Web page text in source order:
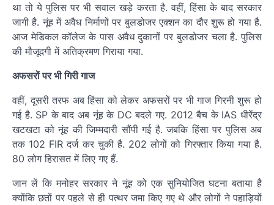
था तो ये पुलिस पर भी सवाल खड़े करता है. वहीं, हिंसा के बाद सरकार
जागी है. नूंह में अवैध निर्माणों पर बुलडोजर एक्शन का दौर शुरू हो गया है.
आज मेडिकल कॉलेज के पास अवैध दुकानों पर बुलडोजर चला है. पुलिस
की मौजूदगी में अतिक्रमण गिराया गया.
अफसरों पर भी गिरी गाज
वहीं, दूसरी तरफ अब हिंसा को लेकर अफसरों पर भी गाज गिरनी शुरू हो
गई है. SP के बाद अब नूंह के DC बदले गए. 2012 बैच के IAS धीरेंद्र
खटखटा को नूंह की जिम्मदारी सौंपी गई है. जबकि हिंसा पर पुलिस अब
तक 102 FIR दर्ज कर चुकी है. 202 लोगों को गिरफ्तार किया गया है.
80 लोग हिरासत में लिए गए हैं.
जान लें कि मनोहर सरकार ने नूंह को एक सुनियोजित घटना बताया है
क्योंकि छतों पर पहले से ही पत्थर जमा किए गए थे और लोगों ने पहाड़ियों